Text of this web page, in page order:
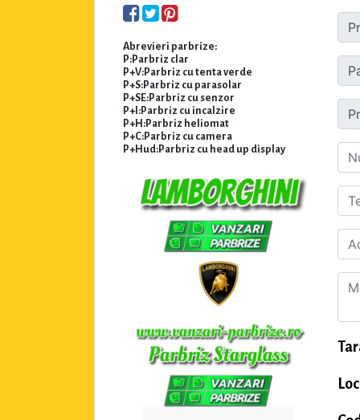
Abrevieri parbrize:
P:Parbriz clar
P+V:Parbriz cu tenta verde
P+S:Parbriz cu parasolar
P+SE:Parbriz cu senzor
P+I:Parbriz cu incalzire
P+H:Parbriz heliomat
P+C:Parbriz cu camera
P+Hud:Parbriz cu head up display